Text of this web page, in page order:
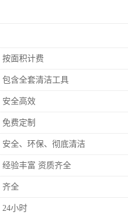
按面积计费
包含全套清洁工具
安全高效
免费定制
安全、环保、彻底清洁
经验丰富 资质齐全
齐全
24小时